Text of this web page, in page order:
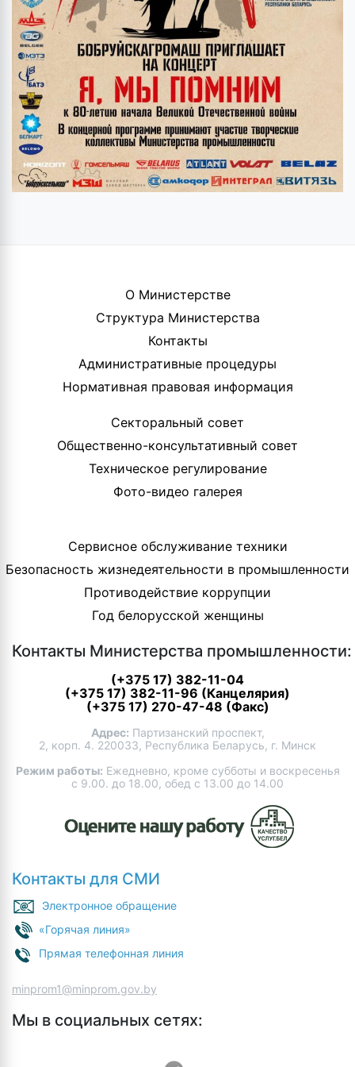
О Министерстве
Структура Министерства
Контакты
Административные процедуры
Нормативная правовая информация
Секторальный совет
Общественно-консультативный совет
Техническое регулирование
Фото-видео галерея
Сервисное обслуживание техники
Безопасность жизнедеятельности в промышленности
Противодействие коррупции
Год белорусской женщины
Контакты Министерства промышленности:
(+375 17) 382-11-04
(+375 17) 382-11-96 (Канцелярия)
(+375 17) 270-47-48 (Факс)
Адрес: Партизанский проспект,
2, корп. 4. 220033, Республика Беларусь, г. Минск
Режим работы: Ежедневно, кроме субботы и воскресенья
с 9.00. до 18.00, обед с 13.00 до 14.00
Контакты для СМИ
Электронное обращение
«Горячая линия»
Прямая телефонная линия
minprom1@minprom.gov.by
Мы в социальных сетях: